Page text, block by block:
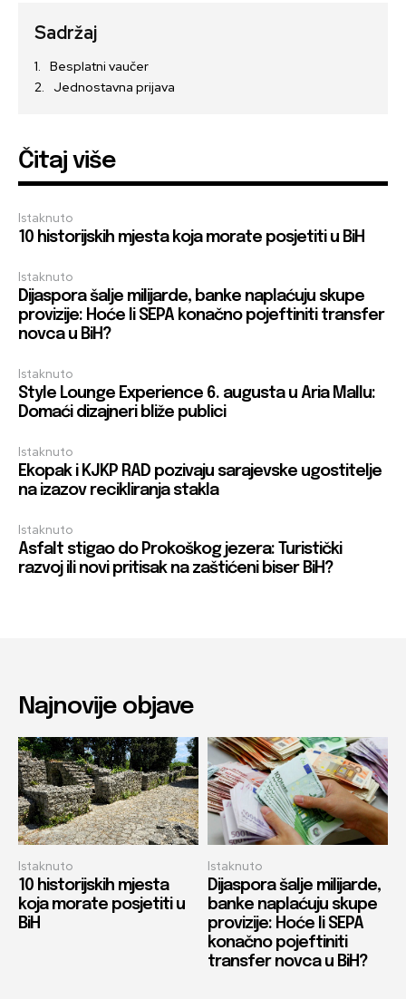
Sadržaj
Besplatni vaučer
Jednostavna prijava
Čitaj više
Istaknuto
10 historijskih mjesta koja morate posjetiti u BiH
Istaknuto
Dijaspora šalje milijarde, banke naplaćuju skupe
provizije: Hoće li SEPA konačno pojeftiniti transfer
novca u BiH?
Istaknuto
Style Lounge Experience 6. augusta u Aria Mallu:
Domaći dizajneri bliže publici
Istaknuto
Ekopak i KJKP RAD pozivaju sarajevske ugostitelje
na izazov recikliranja stakla
Istaknuto
Asfalt stigao do Prokoškog jezera: Turistički
razvoj ili novi pritisak na zaštićeni biser BiH?
Najnovije objave
Istaknuto
10 historijskih mjesta
koja morate posjetiti u
BiH
Istaknuto
Dijaspora šalje milijarde,
banke naplaćuju skupe
provizije: Hoće li SEPA
konačno pojeftiniti
transfer novca u BiH?